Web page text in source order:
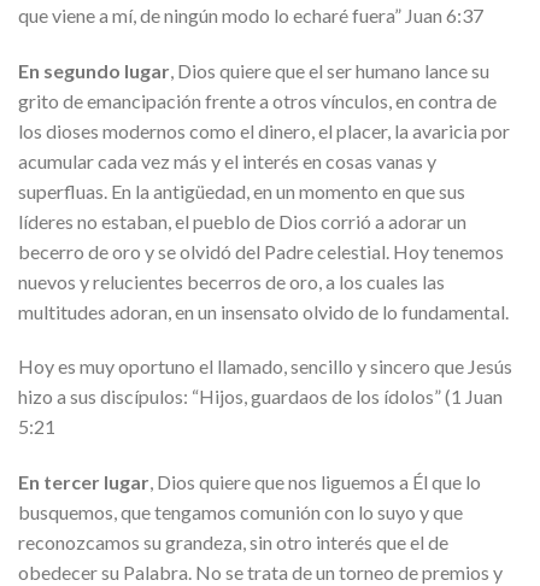
que viene a mí, de ningún modo lo echaré fuera” Juan 6:37
En segundo lugar , Dios quiere que el ser humano lance su
grito de emancipación frente a otros vínculos, en contra de
los dioses modernos como el dinero, el placer, la avaricia por
acumular cada vez más y el interés en cosas vanas y
superfluas. En la antigüedad, en un momento en que sus
líderes no estaban, el pueblo de Dios corrió a adorar un
becerro de oro y se olvidó del Padre celestial. Hoy tenemos
nuevos y relucientes becerros de oro, a los cuales las
multitudes adoran, en un insensato olvido de lo fundamental.
Hoy es muy oportuno el llamado, sencillo y sincero que Jesús
hizo a sus discípulos: “Hijos, guardaos de los ídolos” (1 Juan
5:21
En tercer lugar, Dios quiere que nos liguemos a Él que lo
busquemos, que tengamos comunión con lo suyo y que
reconozcamos su grandeza, sin otro interés que el de
obedecer su Palabra. No se trata de un torneo de premios y